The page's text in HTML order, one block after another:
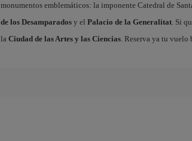
monumentos emblemáticos: la imponente Catedral de
de los Desamparadosy el Palacio de la Generalitat. Si
la Ciudad de las Artes y las Ciencias. Reserva ya tu vuelo